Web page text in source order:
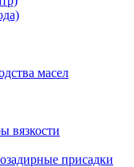
масел
вязкости
присадки